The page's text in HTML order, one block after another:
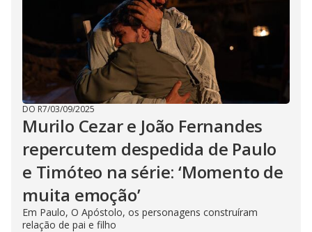
DO R7/03/09/2025
Murilo Cezar e João Fernandes
repercutem despedida de Paulo
e Timóteo na série: ‘Momento de
muita emoção’
Em Paulo, O Apóstolo, os personagens construíram
relação de pai e filho